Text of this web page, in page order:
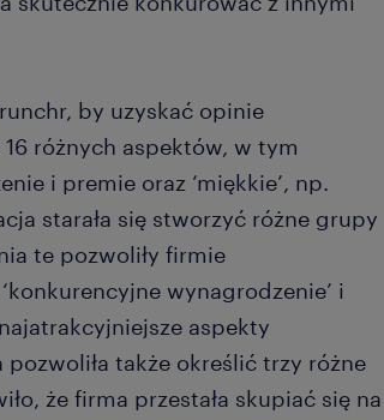
by uzyskać opinie
różnych aspektów, w tym
i premie oraz ‘miękkie’, np.
starała się stworzyć różne grupy
te pozwoliły firmie
wynagrodzenie’ i
aspekty
także określić trzy różne
że firma przestała skupiać się na